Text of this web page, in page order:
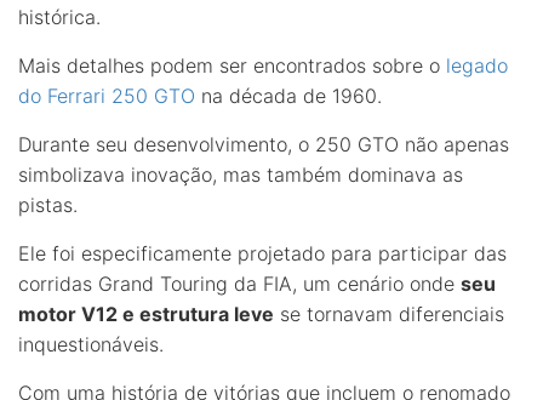
histórica.
Mais detalhes podem ser encontrados sobre o legado
do Ferrari 250 GTO na década de 1960.
Durante seu desenvolvimento, o 250 GTO não apenas
simbolizava inovação, mas também dominava as
pistas.
Ele foi especificamente projetado para participar das
corridas Grand Touring da FIA, um cenário onde seu
motor V12 e estrutura leve se tornavam diferenciais
inquestionáveis.
Com uma história de vitórias que incluem o renomado